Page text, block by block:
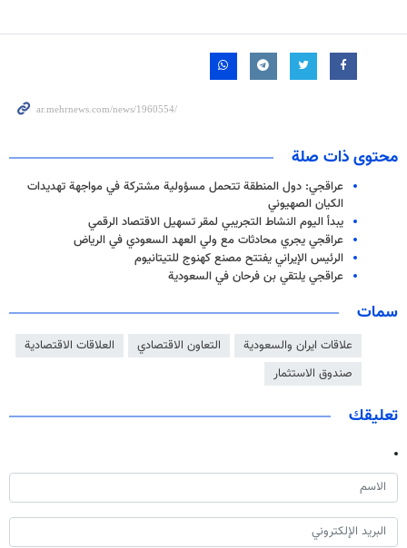
محتوى ذات صلة
عراقجي: دول المنطقة تتحمل مسؤولية مشتركة في مواجهة تهديدات
الكيان الصهيوني
يبدأ اليوم النشاط التجريبي لمقر تسهيل الاقتصاد الرقمي
عراقجي يجري محادثات مع ولي العهد السعودي في الرياض
الرئيس الإيراني يفتتح مصنع كهنوج للتيتانيوم
عراقجي يلتقي بن فرحان في السعودية
سمات
علاقات ايران والسعودية التعاون الاقتصادي
العلاقات الاقتصادية
صندوق الاستثمار
تعليقك